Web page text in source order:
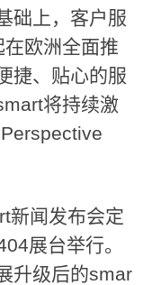
础上，客户服
欧洲全面推
捷、贴心的服
将持续激
新闻发布会定
展台举行。
升级后的smar